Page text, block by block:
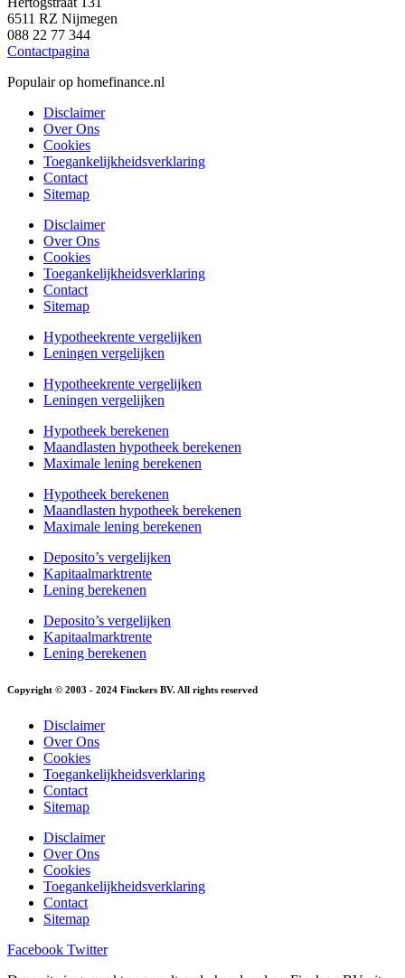
6511 RZ Nijmegen
088 22 77 344
Contactpagina
Populair op homefinance.nl
Disclaimer
Over Ons
Cookies
Toegankelijkheidsverklaring
Contact
Sitemap
Disclaimer
Over Ons
Cookies
Toegankelijkheidsverklaring
Contact
Sitemap
Hypotheekrente vergelijken
Leningen vergelijken
Hypotheekrente vergelijken
Leningen vergelijken
Hypotheek berekenen
Maandlasten hypotheek berekenen
Maximale lening berekenen
Hypotheek berekenen
Maandlasten hypotheek berekenen
Maximale lening berekenen
Deposito’s vergelijken
Kapitaalmarktrente
Lening berekenen
Deposito’s vergelijken
Kapitaalmarktrente
Lening berekenen
Copyright © 2003 - 2024 Finckers BV. All rights reserved
Disclaimer
Over Ons
Cookies
Toegankelijkheidsverklaring
Contact
Sitemap
Disclaimer
Over Ons
Cookies
Toegankelijkheidsverklaring
Contact
Sitemap
Facebook Twitter